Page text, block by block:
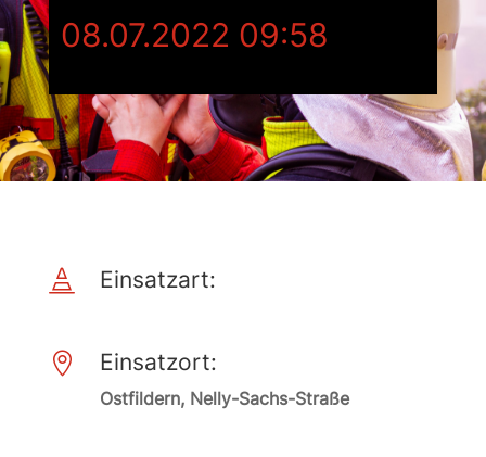
08.07.2022 09:58
 Einsatzart:
 Einsatzort:
Ostfildern, Nelly-Sachs-Straße